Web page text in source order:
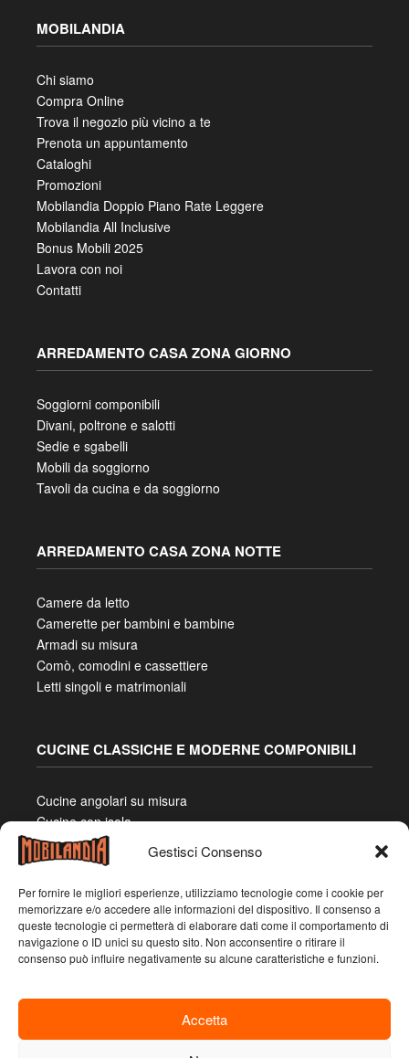
Gestisci Consenso
Per fornire le migliori esperienze, utilizziamo tecnologie come i cookie per
memorizzare e/o accedere alle informazioni del dispositivo. Il consenso a
queste tecnologie ci permetterà di elaborare dati come il comportamento di
navigazione o ID unici su questo sito. Non acconsentire o ritirare il
consenso può influire negativamente su alcune caratteristiche e funzioni.
Accetta
MOBILANDIA
Chi siamo
Compra Online
Trova il negozio più vicino a te
Prenota un appuntamento
Cataloghi
Promozioni
Mobilandia Doppio Piano Rate Leggere
Mobilandia All Inclusive
Bonus Mobili 2025
Lavora con noi
Contatti
ARREDAMENTO CASA ZONA GIORNO
Soggiorni componibili
Divani, poltrone e salotti
Sedie e sgabelli
Mobili da soggiorno
Tavoli da cucina e da soggiorno
ARREDAMENTO CASA ZONA NOTTE
Camere da letto
Camerette per bambini e bambine
Armadi su misura
Comò, comodini e cassettiere
Letti singoli e matrimoniali
CUCINE CLASSICHE E MODERNE COMPONIBILI
Cucine angolari su misura
Cucine con isola
Cucine con penisola
Cucine due lati
Cucine lineari